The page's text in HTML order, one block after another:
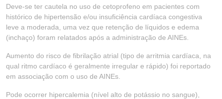
Deve-se ter cautela no uso de cetoprofeno em pacientes com
histórico de hipertensão e/ou insuficiência cardíaca congestiva
leve a moderada, uma vez que retenção de líquidos e edema
(inchaço) foram relatados após a administração de AINEs.
Aumento do risco de fibrilação atrial (tipo de arritmia cardíaca, na
qual ritmo cardíaco é geralmente irregular e rápido) foi reportado
em associação com o uso de AINEs.
Pode ocorrer hipercalemia (nível alto de potássio no sangue),